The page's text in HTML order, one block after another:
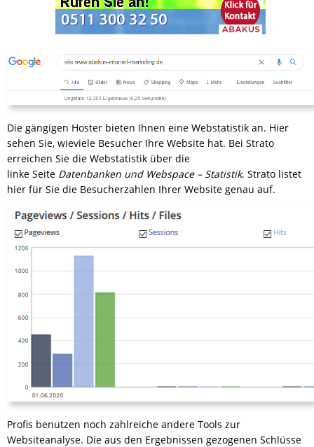
Die gängigen Hoster bieten Ihnen eine Webstatistik an. Hier
sehen Sie, wieviele Besucher Ihre Website hat. Bei Strato
erreichen Sie die Webstatistik über die
linke Seite Datenbanken und Webspace – Statistik. Strato listet
hier für Sie die Besucherzahlen Ihrer Website genau auf.
Profis benutzen noch zahlreiche andere Tools zur
Websiteanalyse. Die aus den Ergebnissen gezogenen Schlüsse